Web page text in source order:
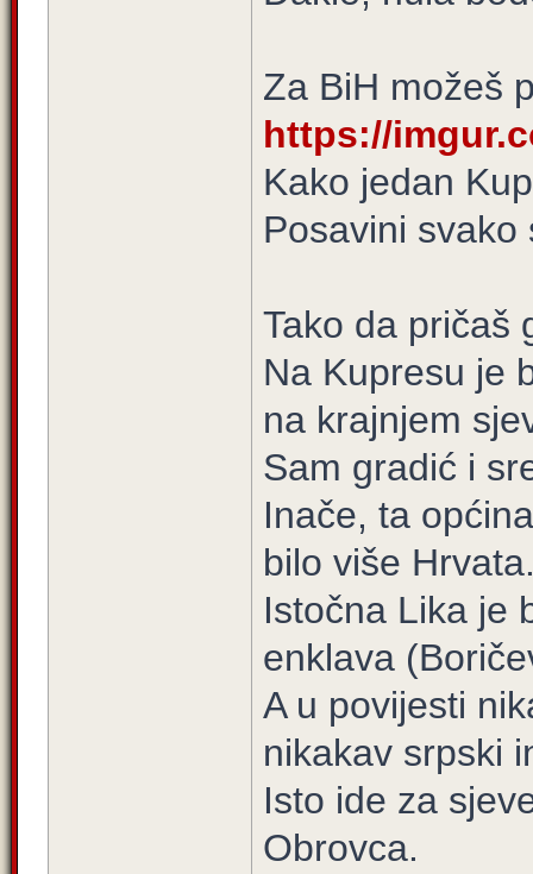
Za BiH možeš
https://
Kako jedan
Posavini
Tako da pričaš
Na Kupresu je
na krajnjem
Sam gradić i
Inače, ta
bilo više
Istočna Lika je
enklava
A u povijesti
nikakav srpski
Isto ide za
Obrovca.